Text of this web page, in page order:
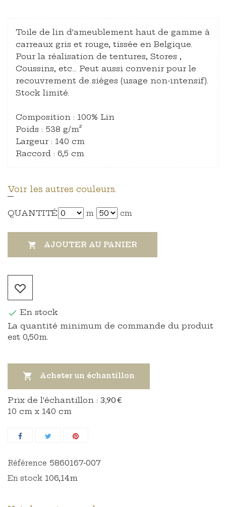
Toile de lin d'ameublement haut de gamme à
carreaux gris et rouge, tissée en Belgique.
Pour la réalisation de tentures, Stores ,
Coussins, etc… Peut aussi convenir pour le
recouvrement de sièges (usage non-intensif).
Stock limité.
Composition : 100% Lin
Poids : 538 g/m²
Largeur : 140 cm
Raccord : 6,5 cm
Voir les autres couleurs.
QUANTITÉ m cm
 AJOUTER AU PANIER
 En stock
La quantité minimum de commande du produit
est 0,50m.
 Acheter un échantillon
Prix ​​de l'échantillon : 3,90 €
10 cm x 140 cm
Référence 5860167-007
En stock 106,14m